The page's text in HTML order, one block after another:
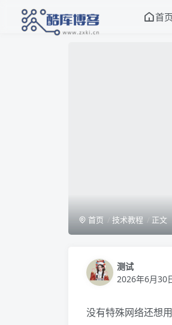
首页
首页 技术教程 正文
测试
2026年6月30
没有特殊网络还想